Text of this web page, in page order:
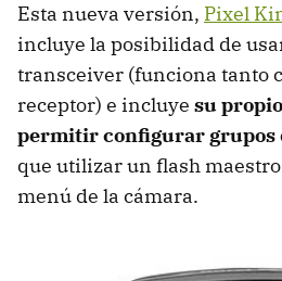
Esta nueva versión, Pixel
incluye la posibilidad de
transceiver (funciona tanto
receptor) e incluye su
permitir configurar grupos
que utilizar un flash
menú de la cámara.